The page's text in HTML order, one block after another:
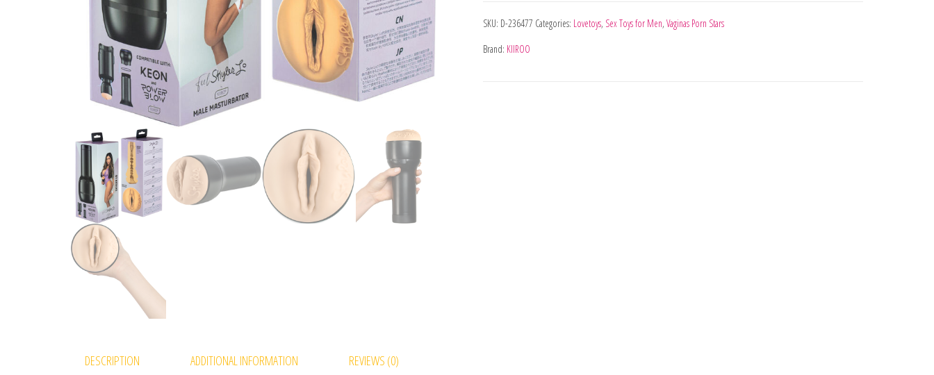
SKU: D-236477 Categories: Lovetoys, Sex Toys for Men, Vaginas Porn Stars
Brand: KIIROO
DESCRIPTION ADDITIONAL INFORMATION REVIEWS (0)